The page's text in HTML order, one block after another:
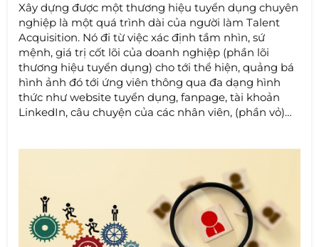
Xây dựng được một thương hiệu tuyển dụng chuyên
nghiệp là một quá trình dài của người làm Talent
Acquisition. Nó đi từ việc xác định tầm nhìn, sứ
mệnh, giá trị cốt lõi của doanh nghiệp (phần lõi
thương hiệu tuyển dụng) cho tới thể hiện, quảng bá
hình ảnh đó tới ứng viên thông qua đa dạng hình
thức như website tuyển dụng, fanpage, tài khoản
LinkedIn, câu chuyện của các nhân viên, (phần vỏ)…